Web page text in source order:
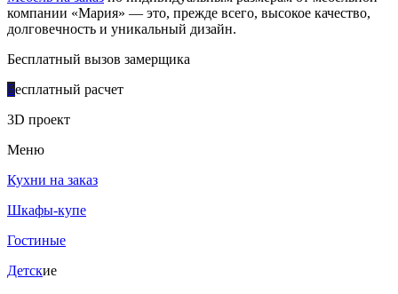
компании «Мария» — это, прежде всего, высокое качество,
долговечность и уникальный дизайн.
Бесплатный вызов замерщика
Бесплатный расчет
3D проект
Меню
Кухни на заказ
Шкафы-купе
Гостиные
Детские